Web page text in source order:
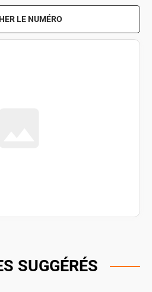
LE NUMÉRO
SUGGÉRÉS